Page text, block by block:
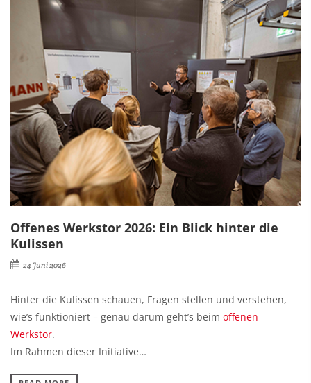
Offenes Werkstor 2026: Ein Blick hinter die
Kulissen
24 Juni 2026
Hinter die Kulissen schauen, Fragen stellen und verstehen,
wie’s funktioniert – genau darum geht’s beim offenen
Werkstor.
Im Rahmen dieser Initiative…